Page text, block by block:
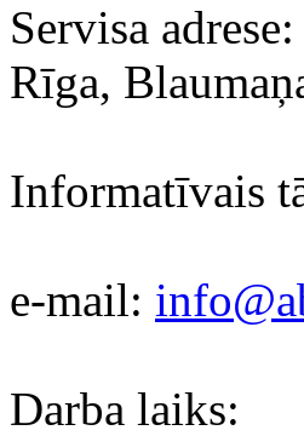
Servisa adrese:
Rīga,
Informatīvais
e-mail:
Darba laiks: